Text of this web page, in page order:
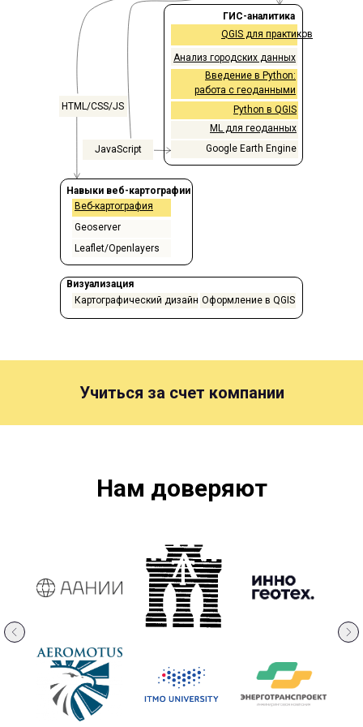
Визуализация
Навыки веб-картографии
Веб-картография
Geoserver
Leaflet/Openlayers
ГИС-аналитика
QGIS для практиков
Анализ городских данных
Введение в Python:
работа с геоданными
Python в QGIS
ML для геоданных
HTML/CSS/JS
JavaScript Google Earth Engine
Картографический дизайн Оформление в QGIS
Учиться за счет компании
Нам доверяют